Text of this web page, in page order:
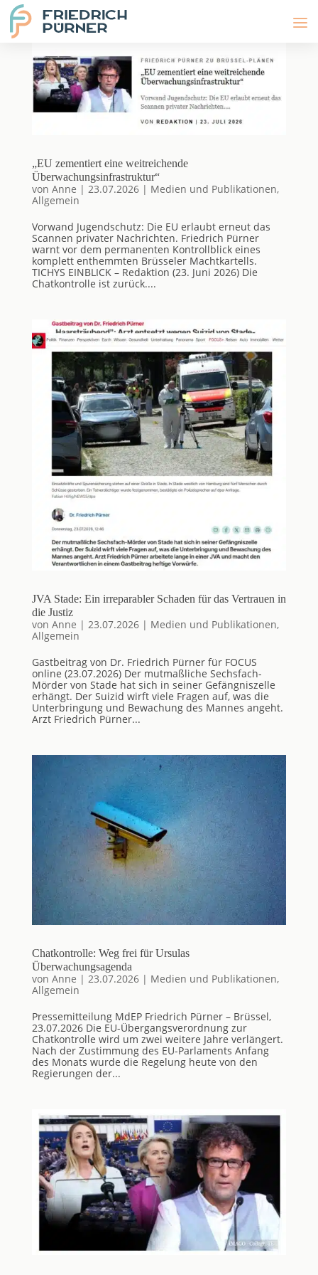
„EU zementiert eine weitreichende
Überwachungsinfrastruktur“
von Anne | 23.07.2026| Medien und Publikationen,
Allgemein
Vorwand Jugendschutz: Die EU erlaubt erneut das
Scannen privater Nachrichten. Friedrich Pürner
warnt vor dem permanenten Kontrollblick eines
komplett enthemmten Brüsseler Machtkartells.
TICHYS EINBLICK – Redaktion (23. Juni 2026) Die
Chatkontrolle ist zurück....
JVA Stade: Ein irreparabler Schaden für das Vertrauen in
die Justiz
von Anne | 23.07.2026| Medien und Publikationen,
Allgemein
Gastbeitrag von Dr. Friedrich Pürner für FOCUS
online (23.07.2026) Der mutmaßliche Sechsfach-
Mörder von Stade hat sich in seiner Gefängniszelle
erhängt. Der Suizid wirft viele Fragen auf, was die
Unterbringung und Bewachung des Mannes angeht.
Arzt Friedrich Pürner...
Chatkontrolle: Weg frei für Ursulas
Überwachungsagenda
von Anne | 23.07.2026| Medien und Publikationen,
Allgemein
Pressemitteilung MdEP Friedrich Pürner – Brüssel,
23.07.2026 Die EU-Übergangsverordnung zur
Chatkontrolle wird um zwei weitere Jahre verlängert.
Nach der Zustimmung des EU-Parlaments Anfang
des Monats wurde die Regelung heute von den
Regierungen der...